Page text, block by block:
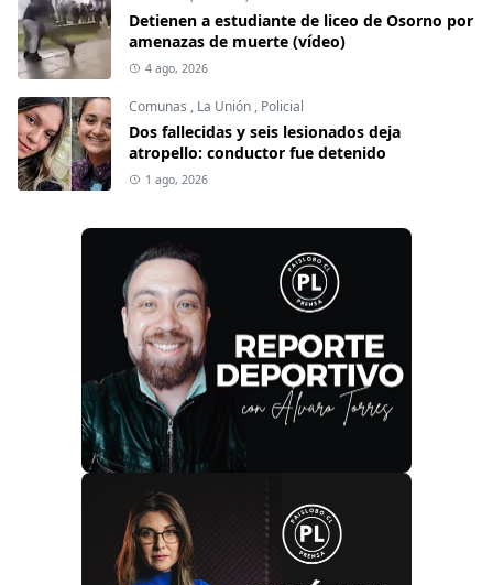
Detienen a estudiante de liceo de Osorno por
amenazas de muerte (vídeo)
4 ago, 2026
Comunas , La Unión , Policial
Dos fallecidas y seis lesionados deja
atropello: conductor fue detenido
1 ago, 2026